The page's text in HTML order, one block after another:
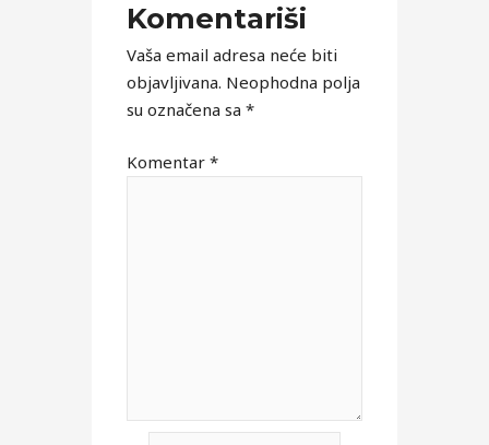
Komentariši
Vaša email adresa neće biti
objavljivana. Neophodna polja
su označena sa*
Komentar*